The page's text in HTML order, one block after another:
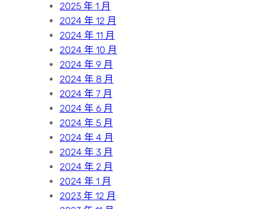
2025 年 1 月
2024 年 12 月
2024 年 11 月
2024 年 10 月
2024 年 9 月
2024 年 8 月
2024 年 7 月
2024 年 6 月
2024 年 5 月
2024 年 4 月
2024 年 3 月
2024 年 2 月
2024 年 1 月
2023 年 12 月